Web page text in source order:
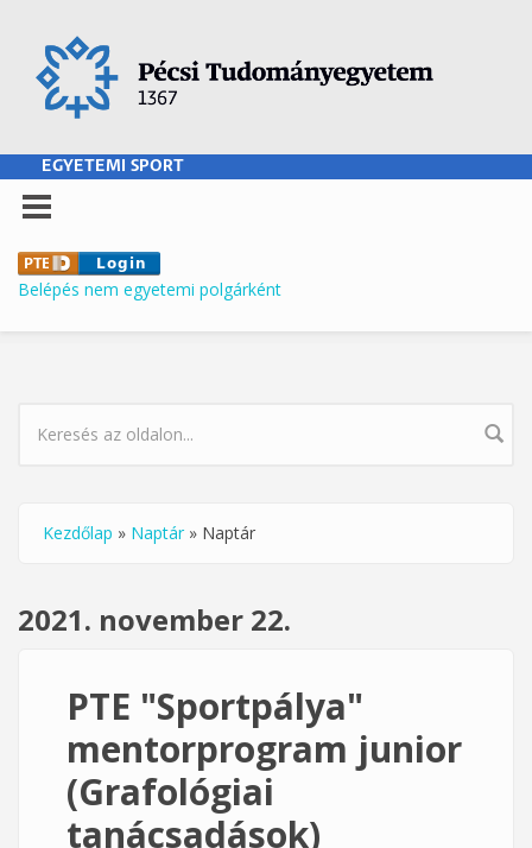
EGYETEMI SPORT
Belépés nem egyetemi polgárként
KERESÉS ŰRLAP
Jelenlegi hely
Kezdőlap » Naptár » Naptár
2021. november 22.
PTE "Sportpálya"
mentorprogram junior
(Grafológiai
tanácsadások)